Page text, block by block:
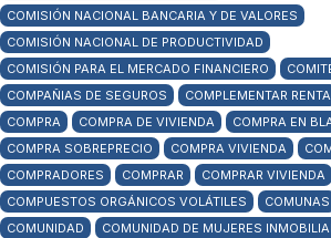
COMISIÓN NACIONAL BANCARIA Y DE VALORES
COMISIÓN NACIONAL DE PRODUCTIVIDAD
COMISIÓN PARA EL MERCADO FINANCIERO
COMPAÑIAS DE SEGUROS
COMPLEMENTAR RENTA
COMPRA
COMPRA DE VIVIENDA COMPRA EN
COMPRA SOBREPRECIO
COMPRA VIVIENDA
COMPRADORES
COMPRAR COMPRAR VIVIENDA
COMPUESTOS ORGÁNICOS VOLÁTILES
COMUNAS
COMUNIDAD
COMUNIDAD DE MUJERES